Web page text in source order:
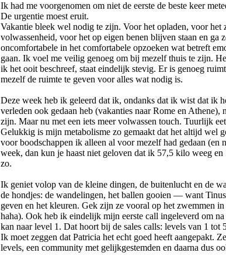
Ik had me voorgenomen om niet de eerste de beste keer
De urgentie moest eruit.
Vakantie bleek wel nodig te zijn. Voor het opladen, voor het
volwassenheid, voor het op eigen benen blijven staan en ga
oncomfortabele in het comfortabele opzoeken wat betreft
gaan. Ik voel me veilig genoeg om bij mezelf thuis te zijn.
ik het ooit beschreef, staat eindelijk stevig. Er is genoeg
mezelf de ruimte te geven voor alles wat nodig is.
Deze week heb ik geleerd dat ik, ondanks dat ik wist dat ik
verleden ook gedaan heb (vakanties naar Rome en Athene),
zijn. Maar nu met een iets meer volwassen touch. Tuurlijk
Gelukkig is mijn metabolisme zo gemaakt dat het altijd wel
voor boodschappen ik alleen al voor mezelf had gedaan (en
week, dan kun je haast niet geloven dat ik 57,5 kilo weeg
zo.
Ik geniet volop van de kleine dingen, de buitenlucht en de
de hondjes: de wandelingen, het ballen gooien — want
geven en het kleuren. Gek zijn ze vooral op het zwemmen
haha). Ook heb ik eindelijk mijn eerste call ingeleverd om
kan naar level 1. Dat hoort bij de sales calls: levels van 1 tot
Ik moet zeggen dat Patricia het echt goed heeft aangepakt.
levels, een community met gelijkgestemden en daarna dus